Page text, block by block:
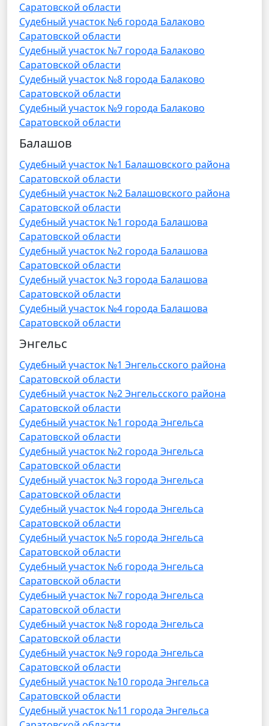
Саратовской области
Судебный участок №6 города Балаково
Саратовской области
Судебный участок №7 города Балаково
Саратовской области
Судебный участок №8 города Балаково
Саратовской области
Судебный участок №9 города Балаково
Саратовской области
Балашов
Судебный участок №1 Балашовского района
Саратовской области
Судебный участок №2 Балашовского района
Саратовской области
Судебный участок №1 города Балашова
Саратовской области
Судебный участок №2 города Балашова
Саратовской области
Судебный участок №3 города Балашова
Саратовской области
Судебный участок №4 города Балашовa
Саратовской области
Энгельс
Судебный участок №1 Энгельсского района
Саратовской области
Судебный участок №2 Энгельсского района
Саратовской области
Судебный участок №1 города Энгельса
Саратовской области
Судебный участок №2 города Энгельса
Саратовской области
Судебный участок №3 города Энгельса
Саратовской области
Судебный участок №4 города Энгельса
Саратовской области
Судебный участок №5 города Энгельса
Саратовской области
Судебный участок №6 города Энгельса
Саратовской области
Судебный участок №7 города Энгельса
Саратовской области
Судебный участок №8 города Энгельса
Саратовской области
Судебный участок №9 города Энгельса
Саратовской области
Судебный участок №10 города Энгельса
Саратовской области
Судебный участок №11 города Энгельса